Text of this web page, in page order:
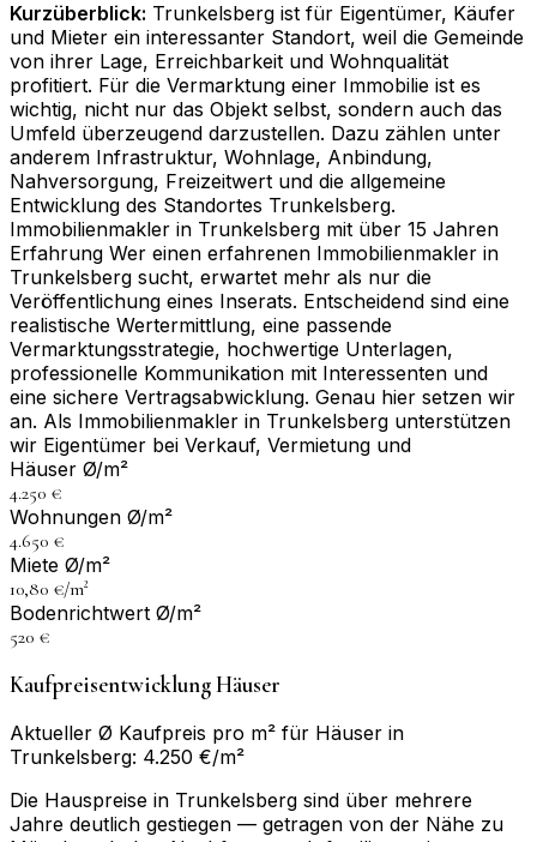
Kurzüberblick: Trunkelsberg ist für Eigentümer, Käufer
und Mieter ein interessanter Standort, weil die Gemeinde
von ihrer Lage, Erreichbarkeit und Wohnqualität
profitiert. Für die Vermarktung einer Immobilie ist es
wichtig, nicht nur das Objekt selbst, sondern auch das
Umfeld überzeugend darzustellen. Dazu zählen unter
anderem Infrastruktur, Wohnlage, Anbindung,
Nahversorgung, Freizeitwert und die allgemeine
Entwicklung des Standortes Trunkelsberg.
Immobilienmakler in Trunkelsberg mit über 15 Jahren
Erfahrung Wer einen erfahrenen Immobilienmakler in
Trunkelsberg sucht, erwartet mehr als nur die
Veröffentlichung eines Inserats. Entscheidend sind eine
realistische Wertermittlung, eine passende
Vermarktungsstrategie, hochwertige Unterlagen,
professionelle Kommunikation mit Interessenten und
eine sichere Vertragsabwicklung. Genau hier setzen wir
an. Als Immobilienmakler in Trunkelsberg unterstützen
wir Eigentümer bei Verkauf, Vermietung und
Häuser Ø/m²
4.250 €
Wohnungen Ø/m²
4.650 €
Miete Ø/m²
10,80 €/m²
Bodenrichtwert Ø/m²
520 €
Kaufpreisentwicklung Häuser
Aktueller Ø Kaufpreis pro m² für Häuser in
Trunkelsberg: 4.250 €/m²
Die Hauspreise in Trunkelsberg sind über mehrere
Jahre deutlich gestiegen — getragen von der Nähe zu